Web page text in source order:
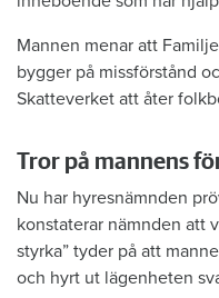
Mannen menar att
bygger på missförstånd
Skatteverket att åter
Tror på mannens
Nu har hyresnämnden
konstaterar nämnden att
styrka” tyder på att
och hyrt ut lägenheten